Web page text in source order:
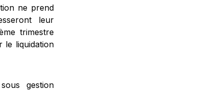
ne prend
leur
trimestre
le liquidation
gestion